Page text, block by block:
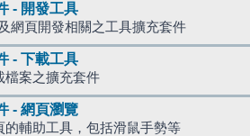
- 開發工具
網頁開發相關之工具擴充套件
- 下載工具
檔案之擴充套件
- 網頁瀏覽
的輔助工具，包括滑鼠手勢等